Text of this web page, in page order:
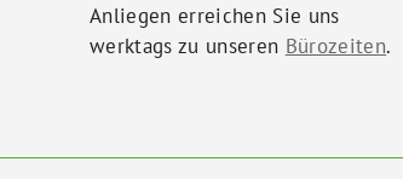
Anliegen erreichen Sie uns
werktags zu unseren Bürozeiten.